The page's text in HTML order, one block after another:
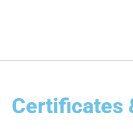
Certificates